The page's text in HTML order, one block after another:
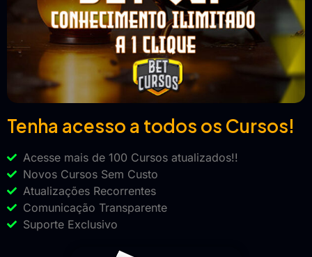
Tenha acesso a todos os Cursos!
Acesse mais de 100 Cursos atualizados!!
Novos Cursos Sem Custo
Atualizações Recorrentes
Comunicação Transparente
Suporte Exclusivo